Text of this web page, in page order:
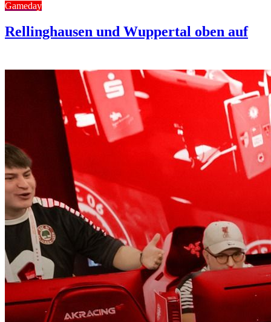
Gameday
Rellinghausen und Wuppertal oben auf